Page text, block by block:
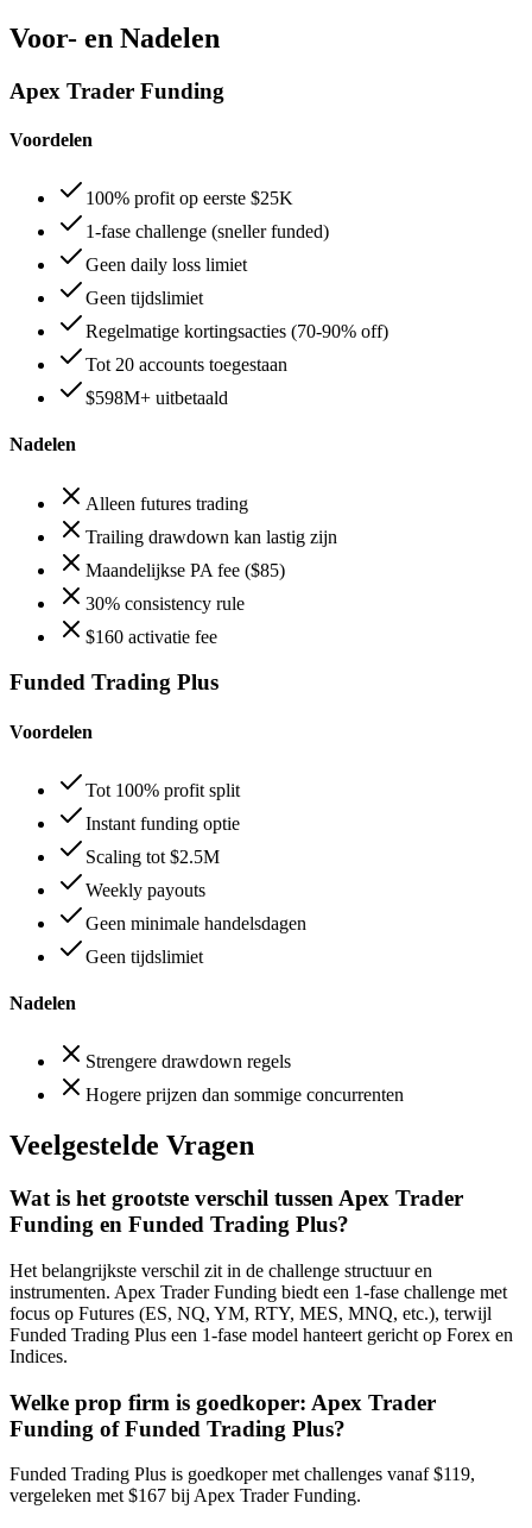
Voor- en Nadelen
Apex Trader Funding
Voordelen
100% profit op eerste $25K
1-fase challenge (sneller funded)
Geen daily loss limiet
Geen tijdslimiet
Regelmatige kortingsacties (70-90% off)
Tot 20 accounts toegestaan
$598M+ uitbetaald
Nadelen
Alleen futures trading
Trailing drawdown kan lastig zijn
Maandelijkse PA fee ($85)
30% consistency rule
$160 activatie fee
Funded Trading Plus
Voordelen
Tot 100% profit split
Instant funding optie
Scaling tot $2.5M
Weekly payouts
Geen minimale handelsdagen
Geen tijdslimiet
Nadelen
Strengere drawdown regels
Hogere prijzen dan sommige concurrenten
Veelgestelde Vragen
Wat is het grootste verschil tussen Apex Trader
Funding en Funded Trading Plus?
Het belangrijkste verschil zit in de challenge structuur en
instrumenten. Apex Trader Funding biedt een 1-fase challenge met
focus op Futures (ES, NQ, YM, RTY, MES, MNQ, etc.), terwijl
Funded Trading Plus een 1-fase model hanteert gericht op Forex en
Indices.
Welke prop firm is goedkoper: Apex Trader
Funding of Funded Trading Plus?
Funded Trading Plus is goedkoper met challenges vanaf $119,
vergeleken met $167 bij Apex Trader Funding.